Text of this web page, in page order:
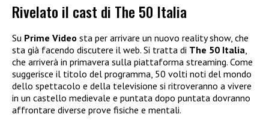
Rivelato il cast di The 50 Italia
Su Prime Video sta per arrivare un nuovo reality show, che
sta già facendo discutere il web. Si tratta di The 50 Italia,
che arriverà in primavera sulla piattaforma streaming. Come
suggerisce il titolo del programma, 50 volti noti del mondo
dello spettacolo e della televisione si ritroveranno a vivere
in un castello medievale e puntata dopo puntata dovranno
affrontare diverse prove fisiche e mentali.